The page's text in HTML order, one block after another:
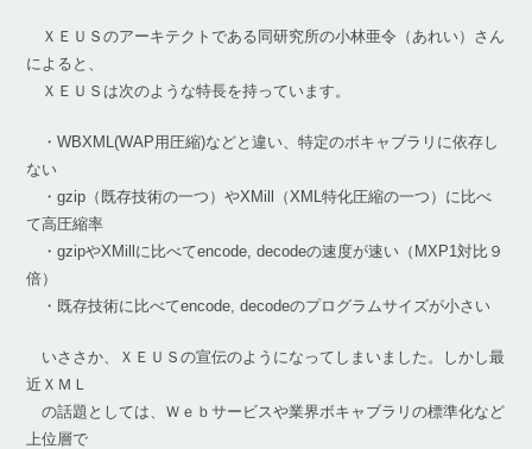
ＸＥＵＳのアーキテクトである同研究所の小林亜令（あれい）さん
によると、
ＸＥＵＳは次のような特長を持っています。
・WBXML(WAP用圧縮)などと違い、特定のボキャブラリに依存し
ない
・gzip（既存技術の一つ）やXMill（XML特化圧縮の一つ）に比べ
て高圧縮率
・gzipやXMillに比べてencode, decodeの速度が速い（MXP1対比９
倍）
・既存技術に比べてencode, decodeのプログラムサイズが小さい
いささか、ＸＥＵＳの宣伝のようになってしまいました。しかし最
近ＸＭＬ
の話題としては、Ｗｅｂサービスや業界ボキャブラリの標準化など
上位層で